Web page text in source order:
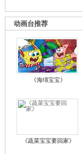
动画台推荐
《海绵宝宝》
《蔬菜宝宝要回家》